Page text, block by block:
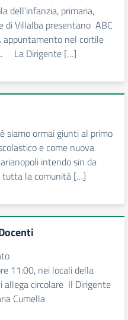
dell’infanzia, primaria,
di Villalba presentano ABC
appuntamento nel cortile
La Dirigente […]
siamo ormai giunti al primo
e come nuova
intendo sin da
tutta la comunità […]
11:00, nei locali della
allega circolare Il Dirigente
Cumella